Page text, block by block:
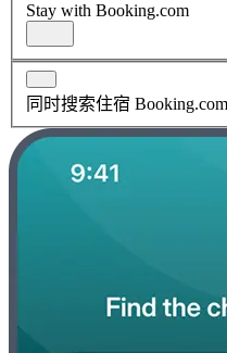
Stay with Booking.com
同时搜索住宿